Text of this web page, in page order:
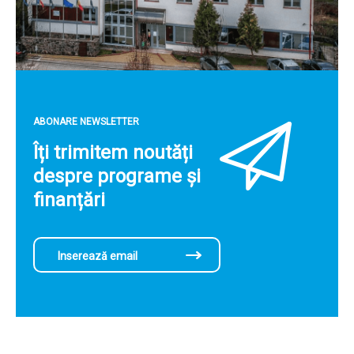
ABONARE NEWSLETTER
Îți trimitem noutăți
despre programe și
finanțări